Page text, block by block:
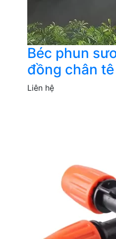
Béc phun
đồng chân
Liên hệ